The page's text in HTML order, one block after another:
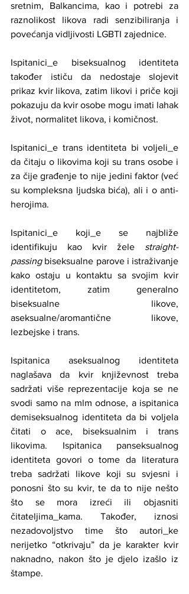
sretnim, Balkancima, kao i potrebi za
raznolikost likova radi senzibiliranja i
povećanja vidljivosti LGBTI zajednice.
Ispitanici_e biseksualnog identiteta
također ističu da nedostaje slojevit
prikaz kvir likova, zatim likovi i priče koji
pokazuju da kvir osobe mogu imati lahak
život, normalitet likova, i komičnost.
Ispitanici_e trans identiteta bi voljeli_e
da čitaju o likovima koji su trans osobe i
za čije građenje to nije jedini faktor (već
su kompleksna ljudska bića), ali i o anti-
herojima.
Ispitanici_e koji_e se najbliže
identifikuju kao kvir žele straight-
passing biseksualne parove i istraživanje
kako ostaju u kontaktu sa svojim kvir
identitetom, zatim generalno
biseksualne likove,
aseksualne/aromantične likove,
lezbejske i trans.
Ispitanica aseksualnog identiteta
naglašava da kvir književnost treba
sadržati više reprezentacije koja se ne
svodi samo na mlm odnose, a ispitanica
demiseksualnog identiteta da bi voljela
čitati o ace, biseksualnim i trans
likovima. Ispitanica panseksualnog
identiteta govori o tome da literatura
treba sadržati likove koji su svjesni i
ponosni što su kvir, te da to nije nešto
što se mora izreći ili objasniti
čitateljima_kama. Također, iznosi
nezadovoljstvo time što autori_ke
nerijetko “otkrivaju” da je karakter kvir
naknadno, nakon što je djelo izašlo iz
štampe.